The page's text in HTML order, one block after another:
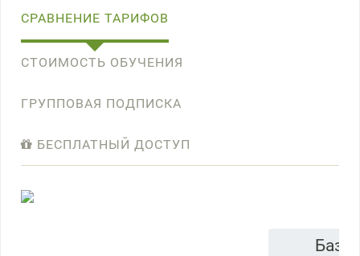
СРАВНЕНИЕ ТАРИФОВ
СТОИМОСТЬ ОБУЧЕНИЯ
ГРУППОВАЯ ПОДПИСКА
БЕСПЛАТНЫЙ ДОСТУП